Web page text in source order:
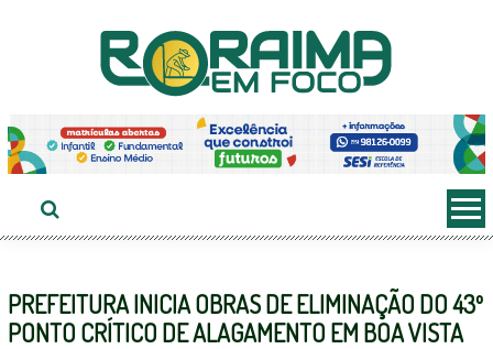
PREFEITURA INICIA OBRAS DE ELIMINAÇÃO DO 43º
PONTO CRÍTICO DE ALAGAMENTO EM BOA VISTA